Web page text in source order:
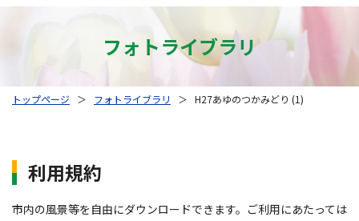
フォトライブラリ
トップページ ＞ フォトライブラリ ＞ H27あゆのつかみどり (1)
利用規約
市内の風景等を自由にダウンロードできます。ご利用にあたっては